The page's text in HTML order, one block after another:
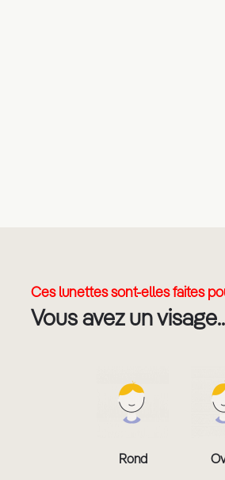
Ces lunettes sont-elles faites
Vous avez un
Rond